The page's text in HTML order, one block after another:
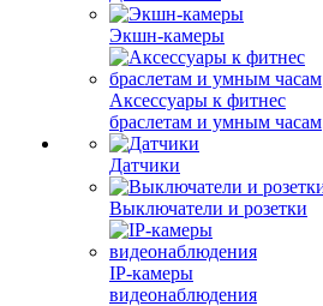
Экшн-камеры
Аксессуары к фитнес
браслетам и умным часам
Датчики
Выключатели и розетки
IP-камеры
видеонаблюдения